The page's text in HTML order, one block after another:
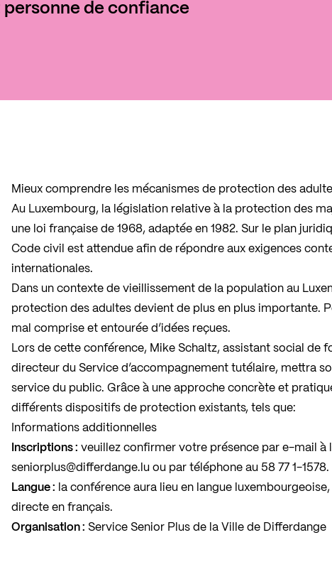
de confiance
Mieux comprendre les mécanismes de protection des
Au Luxembourg, la législation relative à la protection des
une loi française de 1968, adaptée en 1982. Sur le plan
Code civil est attendue afin de répondre aux exigences
internationales.
Dans un contexte de vieillissement de la population au
protection des adultes devient de plus en plus importante.
mal comprise et entourée d’idées reçues.
Lors de cette conférence, Mike Schaltz, assistant social de
directeur du Service d’accompagnement tutélaire, mettra
service du public. Grâce à une approche concrète et
différents dispositifs de protection existants, tels que:
Informations additionnelles
Inscriptions : veuillez confirmer votre présence par e-mail à
seniorplus@differdange.luou par téléphone au 58 77 1-1578.
Langue : la conférence aura lieu en langue
directe en français.
Organisation : Service Senior Plus de la Ville de Differdange